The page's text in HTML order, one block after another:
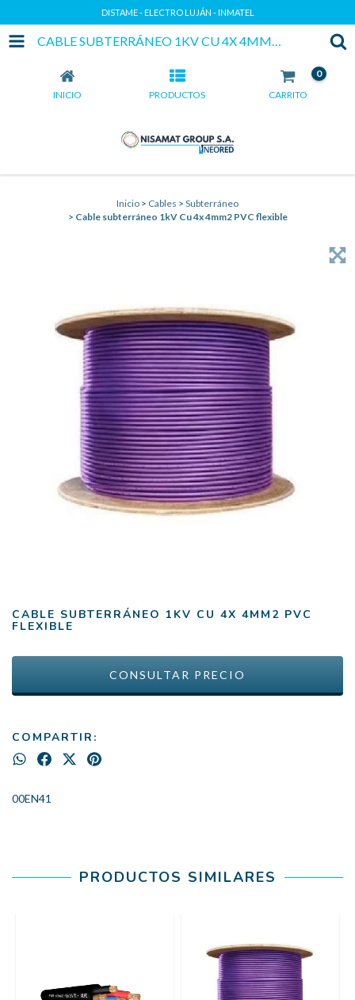
DISTAME - ELECTRO LUJÁN - INMATEL
CABLE SUBTERRÁNEO 1KV CU 4X 4MM2 PVC FLEXIBLE
INICIO PRODUCTOS CARRITO
0
Inicio > Cables > Subterráneo
> Cable subterráneo 1kV Cu 4x 4mm2 PVC flexible
CABLE SUBTERRÁNEO 1KV CU 4X 4MM2 PVC
FLEXIBLE
COMPARTIR:
00EN41
PRODUCTOS SIMILARES